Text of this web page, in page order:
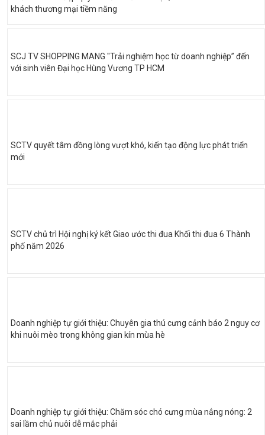
khách thương mại tiềm năng
SCJ TV SHOPPING MANG "Trải nghiệm học từ doanh nghiệp” đến
với sinh viên Đại học Hùng Vương TP HCM
SCTV quyết tâm đồng lòng vượt khó, kiến tạo động lực phát triển
mới
SCTV chủ trì Hội nghị ký kết Giao ước thi đua Khối thi đua 6 Thành
phố năm 2026
Doanh nghiệp tự giới thiệu: Chuyên gia thú cưng cảnh báo 2 nguy cơ
khi nuôi mèo trong không gian kín mùa hè
Doanh nghiệp tự giới thiệu: Chăm sóc chó cưng mùa nắng nóng: 2
sai lầm chủ nuôi dễ mắc phải